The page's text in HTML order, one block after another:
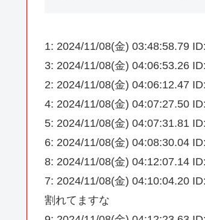
1: 2024/11/08(金) 03:48:58.79
3: 2024/11/08(金) 04:06:53.26
2: 2024/11/08(金) 04:06:12.47
4: 2024/11/08(金) 04:07:27.50
5: 2024/11/08(金) 04:07:31.81
6: 2024/11/08(金) 04:08:30.04
8: 2024/11/08(金) 04:12:07.14
7: 2024/11/08(金) 04:10:04.20
割れてますな